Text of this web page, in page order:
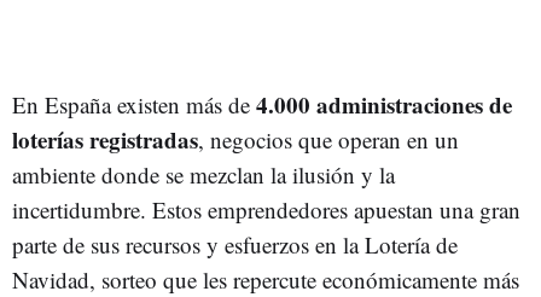
En España existen más de 4.000 administraciones de
loterías registradas, negocios que operan en un
ambiente donde se mezclan la ilusión y la
incertidumbre. Estos emprendedores apuestan una gran
parte de sus recursos y esfuerzos en la Lotería de
Navidad, sorteo que les repercute económicamente más